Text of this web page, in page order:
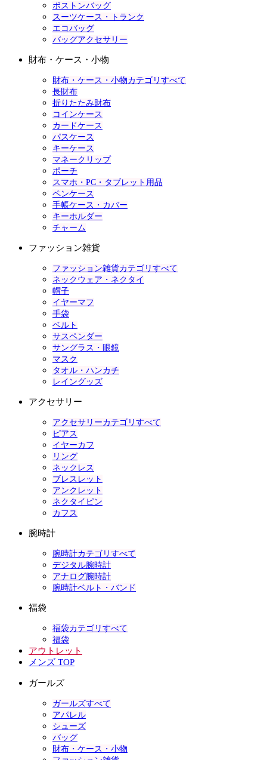
ボストンバッグ
スーツケース・トランク
エコバッグ
バッグアクセサリー
財布・ケース・小物
財布・ケース・小物カテゴリすべて
長財布
折りたたみ財布
コインケース
カードケース
パスケース
キーケース
マネークリップ
ポーチ
スマホ・PC・タブレット用品
ペンケース
手帳ケース・カバー
キーホルダー
チャーム
ファッション雑貨
ファッション雑貨カテゴリすべて
ネックウェア・ネクタイ
帽子
イヤーマフ
手袋
ベルト
サスペンダー
サングラス・眼鏡
マスク
タオル・ハンカチ
レイングッズ
アクセサリー
アクセサリーカテゴリすべて
ピアス
イヤーカフ
リング
ネックレス
ブレスレット
アンクレット
ネクタイピン
カフス
腕時計
腕時計カテゴリすべて
デジタル腕時計
アナログ腕時計
腕時計ベルト・バンド
福袋
福袋カテゴリすべて
福袋
アウトレット
メンズ TOP
ガールズ
ガールズすべて
アパレル
シューズ
バッグ
財布・ケース・小物